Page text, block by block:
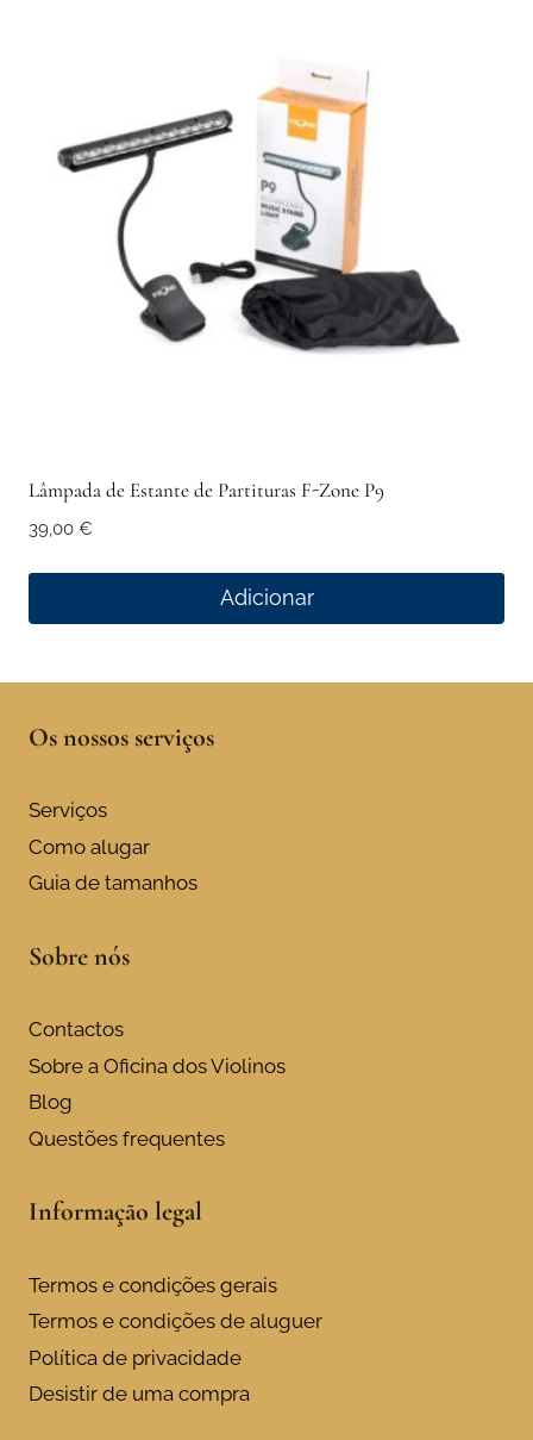
Lâmpada de Estante de Partituras F-Zone P9
39,00 €
Adicionar
Os nossos serviços
Serviços
Como alugar
Guia de tamanhos
Sobre nós
Contactos
Sobre a Oficina dos Violinos
Blog
Questões frequentes
Informação legal
Termos e condições gerais
Termos e condições de aluguer
Política de privacidade
Desistir de uma compra